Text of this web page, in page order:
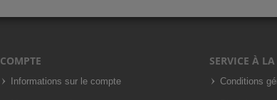
COMPTE
Informations sur le compte
SERVICE À
Conditions